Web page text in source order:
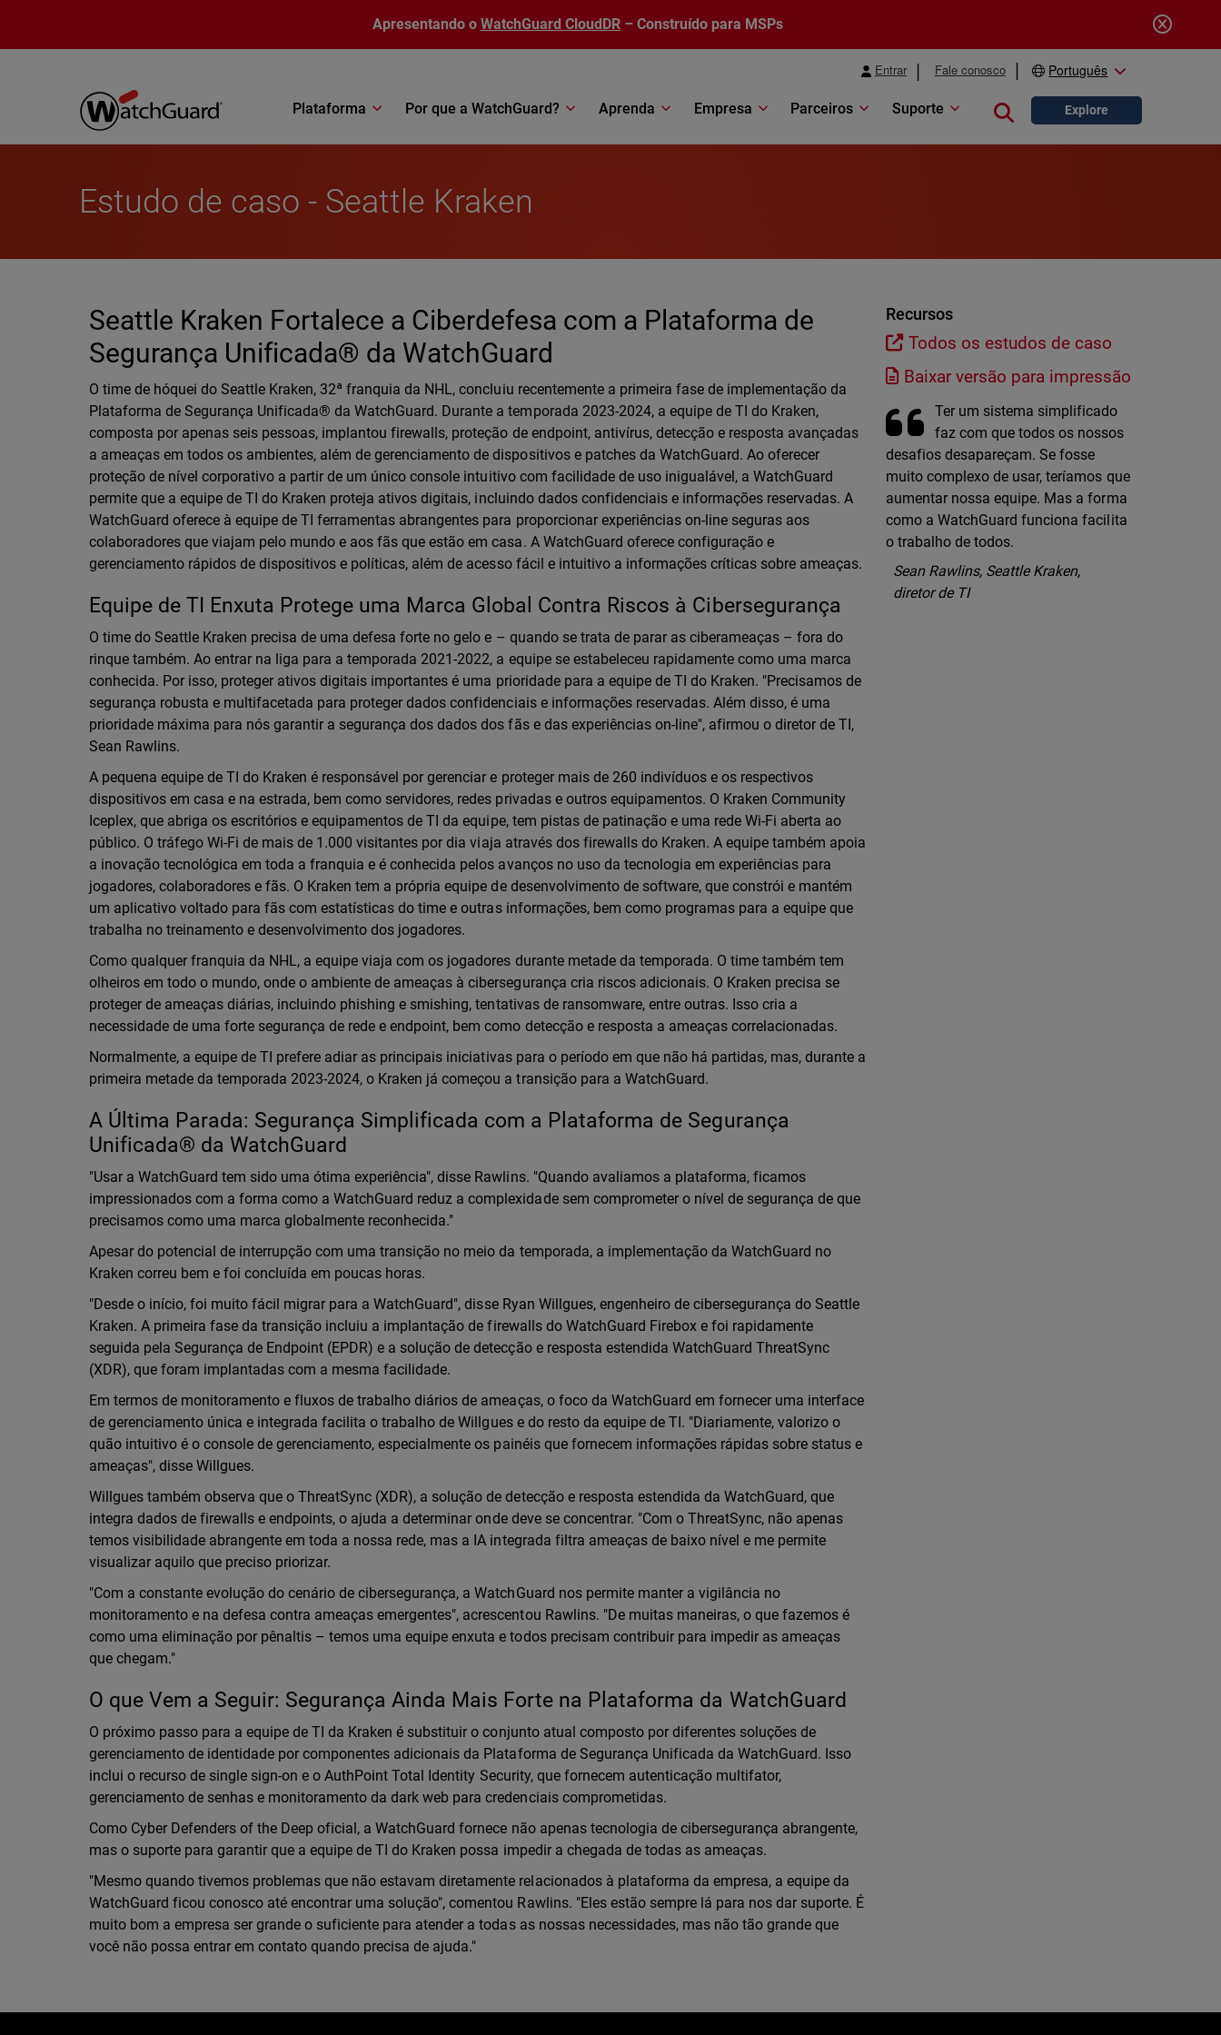
Apresentando o WatchGuard CloudDR – Construído para MSPs
Entrar Fale conosco Português
Plataforma Por que a WatchGuard? Aprenda Empresa Parceiros Suporte Close search
Explore
Estudo de caso - Seattle Kraken
Seattle Kraken Fortalece a Ciberdefesa com a Plataforma de
Segurança Unificada® da WatchGuard
O time de hóquei do Seattle Kraken, 32ª franquia da NHL, concluiu recentemente a primeira fase de implementação da
Plataforma de Segurança Unificada® da WatchGuard. Durante a temporada 2023-2024, a equipe de TI do Kraken,
composta por apenas seis pessoas, implantou firewalls, proteção de endpoint, antivírus, detecção e resposta avançadas
a ameaças em todos os ambientes, além de gerenciamento de dispositivos e patches da WatchGuard. Ao oferecer
proteção de nível corporativo a partir de um único console intuitivo com facilidade de uso inigualável, a WatchGuard
permite que a equipe de TI do Kraken proteja ativos digitais, incluindo dados confidenciais e informações reservadas. A
WatchGuard oferece à equipe de TI ferramentas abrangentes para proporcionar experiências on-line seguras aos
colaboradores que viajam pelo mundo e aos fãs que estão em casa. A WatchGuard oferece configuração e
gerenciamento rápidos de dispositivos e políticas, além de acesso fácil e intuitivo a informações críticas sobre ameaças.
Equipe de TI Enxuta Protege uma Marca Global Contra Riscos à Cibersegurança
O time do Seattle Kraken precisa de uma defesa forte no gelo e – quando se trata de parar as ciberameaças – fora do
rinque também. Ao entrar na liga para a temporada 2021-2022, a equipe se estabeleceu rapidamente como uma marca
conhecida. Por isso, proteger ativos digitais importantes é uma prioridade para a equipe de TI do Kraken. "Precisamos de
segurança robusta e multifacetada para proteger dados confidenciais e informações reservadas. Além disso, é uma
prioridade máxima para nós garantir a segurança dos dados dos fãs e das experiências on-line", afirmou o diretor de TI,
Sean Rawlins.
A pequena equipe de TI do Kraken é responsável por gerenciar e proteger mais de 260 indivíduos e os respectivos
dispositivos em casa e na estrada, bem como servidores, redes privadas e outros equipamentos. O Kraken Community
Iceplex, que abriga os escritórios e equipamentos de TI da equipe, tem pistas de patinação e uma rede Wi-Fi aberta ao
público. O tráfego Wi-Fi de mais de 1.000 visitantes por dia viaja através dos firewalls do Kraken. A equipe também apoia
a inovação tecnológica em toda a franquia e é conhecida pelos avanços no uso da tecnologia em experiências para
jogadores, colaboradores e fãs. O Kraken tem a própria equipe de desenvolvimento de software, que constrói e mantém
um aplicativo voltado para fãs com estatísticas do time e outras informações, bem como programas para a equipe que
trabalha no treinamento e desenvolvimento dos jogadores.
Como qualquer franquia da NHL, a equipe viaja com os jogadores durante metade da temporada. O time também tem
olheiros em todo o mundo, onde o ambiente de ameaças à cibersegurança cria riscos adicionais. O Kraken precisa se
proteger de ameaças diárias, incluindo phishing e smishing, tentativas de ransomware, entre outras. Isso cria a
necessidade de uma forte segurança de rede e endpoint, bem como detecção e resposta a ameaças correlacionadas.
Normalmente, a equipe de TI prefere adiar as principais iniciativas para o período em que não há partidas, mas, durante a
primeira metade da temporada 2023-2024, o Kraken já começou a transição para a WatchGuard.
A Última Parada: Segurança Simplificada com a Plataforma de Segurança
Unificada® da WatchGuard
"Usar a WatchGuard tem sido uma ótima experiência", disse Rawlins. "Quando avaliamos a plataforma, ficamos
impressionados com a forma como a WatchGuard reduz a complexidade sem comprometer o nível de segurança de que
precisamos como uma marca globalmente reconhecida."
Apesar do potencial de interrupção com uma transição no meio da temporada, a implementação da WatchGuard no
Kraken correu bem e foi concluída em poucas horas.
"Desde o início, foi muito fácil migrar para a WatchGuard", disse Ryan Willgues, engenheiro de cibersegurança do Seattle
Kraken. A primeira fase da transição incluiu a implantação de firewalls do WatchGuard Firebox e foi rapidamente
seguida pela Segurança de Endpoint (EPDR) e a solução de detecção e resposta estendida WatchGuard ThreatSync
(XDR), que foram implantadas com a mesma facilidade.
Em termos de monitoramento e fluxos de trabalho diários de ameaças, o foco da WatchGuard em fornecer uma interface
de gerenciamento única e integrada facilita o trabalho de Willgues e do resto da equipe de TI. "Diariamente, valorizo o
quão intuitivo é o console de gerenciamento, especialmente os painéis que fornecem informações rápidas sobre status e
ameaças", disse Willgues.
Willgues também observa que o ThreatSync (XDR), a solução de detecção e resposta estendida da WatchGuard, que
integra dados de firewalls e endpoints, o ajuda a determinar onde deve se concentrar. "Com o ThreatSync, não apenas
temos visibilidade abrangente em toda a nossa rede, mas a IA integrada filtra ameaças de baixo nível e me permite
visualizar aquilo que preciso priorizar.
"Com a constante evolução do cenário de cibersegurança, a WatchGuard nos permite manter a vigilância no
monitoramento e na defesa contra ameaças emergentes", acrescentou Rawlins. "De muitas maneiras, o que fazemos é
como uma eliminação por pênaltis – temos uma equipe enxuta e todos precisam contribuir para impedir as ameaças
que chegam."
O que Vem a Seguir: Segurança Ainda Mais Forte na Plataforma da WatchGuard
O próximo passo para a equipe de TI da Kraken é substituir o conjunto atual composto por diferentes soluções de
gerenciamento de identidade por componentes adicionais da Plataforma de Segurança Unificada da WatchGuard. Isso
inclui o recurso de single sign-on e o AuthPoint Total Identity Security, que fornecem autenticação multifator,
gerenciamento de senhas e monitoramento da dark web para credenciais comprometidas.
Como Cyber Defenders of the Deep oficial, a WatchGuard fornece não apenas tecnologia de cibersegurança abrangente,
mas o suporte para garantir que a equipe de TI do Kraken possa impedir a chegada de todas as ameaças.
"Mesmo quando tivemos problemas que não estavam diretamente relacionados à plataforma da empresa, a equipe da
WatchGuard ficou conosco até encontrar uma solução", comentou Rawlins. "Eles estão sempre lá para nos dar suporte. É
muito bom a empresa ser grande o suficiente para atender a todas as nossas necessidades, mas não tão grande que
você não possa entrar em contato quando precisa de ajuda."
Recursos
Todos os estudos de caso
Baixar versão para impressão
Ter um sistema simplificado
faz com que todos os nossos
desafios desapareçam. Se fosse
muito complexo de usar, teríamos que
aumentar nossa equipe. Mas a forma
como a WatchGuard funciona facilita
o trabalho de todos.
Sean Rawlins, Seattle Kraken,
diretor de TI